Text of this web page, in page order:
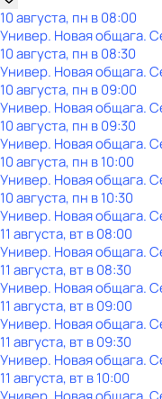
10 августа, пн в 08:00
Универ. Новая общага.
10 августа, пн в 08:30
Универ. Новая общага.
10 августа, пн в 09:00
Универ. Новая общага.
10 августа, пн в 09:30
Универ. Новая общага.
10 августа, пн в 10:00
Универ. Новая общага.
10 августа, пн в 10:30
Универ. Новая общага.
11 августа, вт в 08:00
Универ. Новая общага.
11 августа, вт в 08:30
Универ. Новая общага.
11 августа, вт в 09:00
Универ. Новая общага.
11 августа, вт в 09:30
Универ. Новая общага.
11 августа, вт в 10:00